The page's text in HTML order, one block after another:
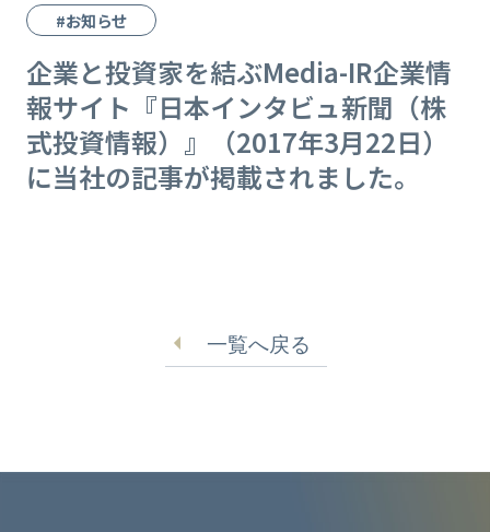
#お知らせ
企業と投資家を結ぶMedia-IR企業情
報サイト『日本インタビュ新聞（株
式投資情報）』（2017年3月22日）
に当社の記事が掲載されました。
一覧へ戻る